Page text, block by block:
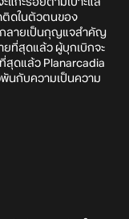
แกะรอยตามเบาะแส
ติดในตัวตนของ
กลายเป็นกุญแจสำคัญ
ยที่สุดแล้ว ผู้บุกเบิกจะ
สุดแล้ว Planarcadia
นกับความเป็นความ